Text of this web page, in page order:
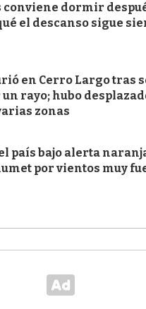
conviene dormir
el descanso sigue
en Cerro Largo tras
rayo; hubo
zonas
país bajo alerta
por vientos muy